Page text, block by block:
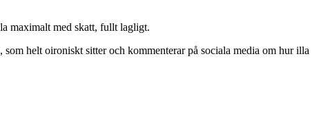
maximalt med skatt, fullt lagligt.
helt oironiskt sitter och kommenterar på sociala media om hur illa